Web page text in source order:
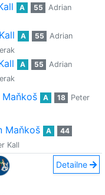
A 55
Adrian
A 55
Adrian
A 55
Adrian
A 18
Peter
Maňkoš A
44
Kall
Detailne